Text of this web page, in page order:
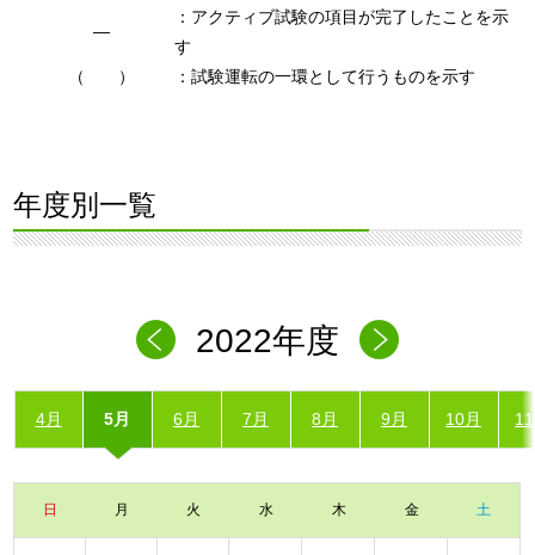
―
：アクティブ試験の項目が完了したことを示
す
（ ）
：試験運転の一環として行うものを示す
年度別一覧
2022年度
4月 5月 6月 7月 8月 9月 10月
日 月 火 水 木 金 土